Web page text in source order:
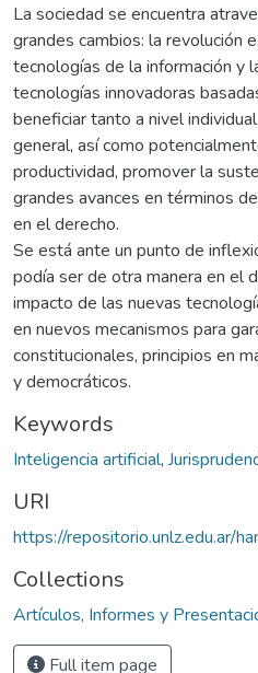
La sociedad se encuentra
grandes cambios: la revolución
tecnologías de la información y
tecnologías innovadoras
beneficiar tanto a nivel
general, así como
productividad, promover la
grandes avances en términos
en el derecho.
Se está ante un punto de
podía ser de otra manera en el
impacto de las nuevas
en nuevos mecanismos para
constitucionales, principios en
y democráticos.
Keywords
Inteligencia artificial,
URI
https://repositorio.unlz.edu.ar/
Collections
Artículos, Informes y
Full item page